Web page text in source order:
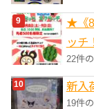
★《8
ッチ
22件
新入
19件